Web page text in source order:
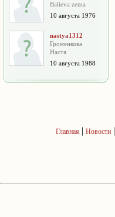
Balieva zema
10 августа 1976
nastya1312
Громенкова
Настя
10 августа 1988
Главная | Новости|